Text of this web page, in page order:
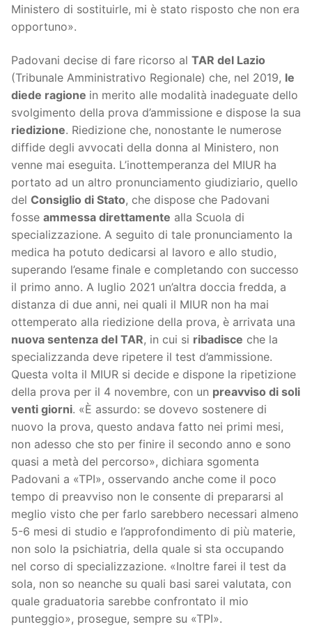
Ministero di sostituirle, mi è stato risposto che non era
opportuno».
Padovani decise di fare ricorso al TAR del Lazio
(Tribunale Amministrativo Regionale) che, nel 2019, le
diede ragione in merito alle modalità inadeguate dello
svolgimento della prova d’ammissione e dispose la sua
riedizione. Riedizione che, nonostante le numerose
diffide degli avvocati della donna al Ministero, non
venne mai eseguita. L’inottemperanza del MIUR ha
portato ad un altro pronunciamento giudiziario, quello
del Consiglio di Stato, che dispose che Padovani
fosse ammessa direttamente alla Scuola di
specializzazione. A seguito di tale pronunciamento la
medica ha potuto dedicarsi al lavoro e allo studio,
superando l’esame finale e completando con successo
il primo anno. A luglio 2021 un’altra doccia fredda, a
distanza di due anni, nei quali il MIUR non ha mai
ottemperato alla riedizione della prova, è arrivata una
nuova sentenza del TAR, in cui si ribadisce che la
specializzanda deve ripetere il test d’ammissione.
Questa volta il MIUR si decide e dispone la ripetizione
della prova per il 4 novembre, con un preavviso di soli
venti giorni. «È assurdo: se dovevo sostenere di
nuovo la prova, questo andava fatto nei primi mesi,
non adesso che sto per finire il secondo anno e sono
quasi a metà del percorso», dichiara sgomenta
Padovani a «TPI», osservando anche come il poco
tempo di preavviso non le consente di prepararsi al
meglio visto che per farlo sarebbero necessari almeno
5-6 mesi di studio e l’approfondimento di più materie,
non solo la psichiatria, della quale si sta occupando
nel corso di specializzazione. «Inoltre farei il test da
sola, non so neanche su quali basi sarei valutata, con
quale graduatoria sarebbe confrontato il mio
punteggio», prosegue, sempre su «TPI».